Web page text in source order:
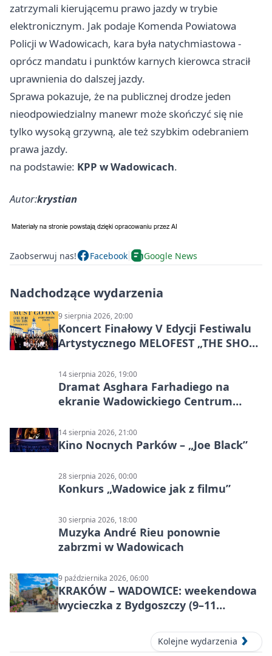
zatrzymali kierującemu prawo jazdy w trybie
elektronicznym. Jak podaje Komenda Powiatowa
Policji w Wadowicach, kara była natychmiastowa -
oprócz mandatu i punktów karnych kierowca stracił
uprawnienia do dalszej jazdy.
Sprawa pokazuje, że na publicznej drodze jeden
nieodpowiedzialny manewr może skończyć się nie
tylko wysoką grzywną, ale też szybkim odebraniem
prawa jazdy.
na podstawie: KPP w Wadowicach.
Autor:krystian
Zaobserwuj nas! Facebook Google News
Nadchodzące wydarzenia
9 sierpnia 2026, 20:00
Koncert Finałowy V Edycji Festiwalu
Artystycznego MELOFEST „THE SHOW
14 sierpnia 2026, 19:00
Dramat Asghara Farhadiego na
ekranie Wadowickiego Centrum
14 sierpnia 2026, 21:00
Kino Nocnych Parków – „Joe Black”
28 sierpnia 2026, 00:00
Konkurs „Wadowice jak z filmu”
30 sierpnia 2026, 18:00
Muzyka André Rieu ponownie
zabrzmi w Wadowicach
9 października 2026, 06:00
KRAKÓW – WADOWICE: weekendowa
wycieczka z Bydgoszczy (9–11
Kolejne wydarzenia